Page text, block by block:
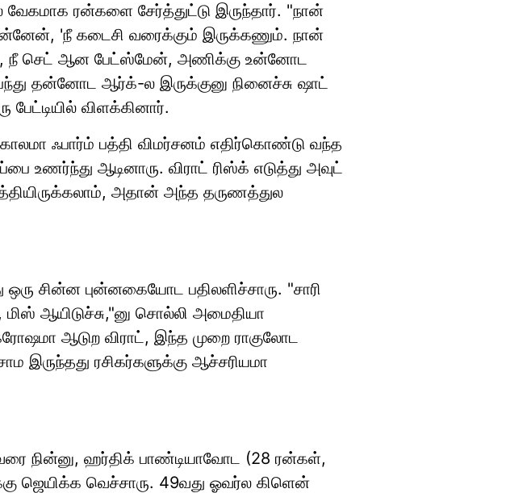
வேகமாக ரன்களை சேர்த்துட்டு இருந்தார். "நான்
'நீ கடைசி வரைக்கும் இருக்கணும். நான்
நீ செட் ஆன பேட்ஸ்மேன், அணிக்கு உன்னோட
தன்னோட ஆர்க்-ல இருக்குனு நினைச்சு ஷாட்
பேட்டியில் விளக்கினார்.
காலமா ஃபார்ம் பத்தி விமர்சனம் எதிர்கொண்டு வந்த
ஆடினாரு. விராட் ரிஸ்க் எடுத்து அவுட்
அதான் அந்த தருணத்துல
சின்ன புன்னகையோட பதிலளிச்சாரு. "சாரி
ஆயிடுச்சு,"னு சொல்லி அமைதியா
ஆடுற விராட், இந்த முறை ராகுலோட
இருந்தது ரசிகர்களுக்கு ஆச்சரியமா
நின்னு, ஹர்திக் பாண்டியாவோட (28 ரன்கள்,
ஜெயிக்க வெச்சாரு. 49வது ஓவர்ல கிளென்